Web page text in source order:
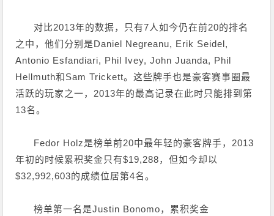
对比2013年的数据，只有7人如今仍在前20的排名
之中，他们分别是Daniel Negreanu, Erik Seidel,
Antonio Esfandiari, Phil Ivey, John Juanda, Phil
Hellmuth和Sam Trickett。这些牌手也是豪客赛事圈最
活跃的玩家之一，2013年的最高记录在此时只能排到第
13名。
Fedor Holz是榜单前20中最年轻的豪客牌手，2013
年初的时候累积奖金只有$19,288，但如今却以
$32,992,603的成绩位居第4名。
榜单第一名是Justin Bonomo，累积奖金